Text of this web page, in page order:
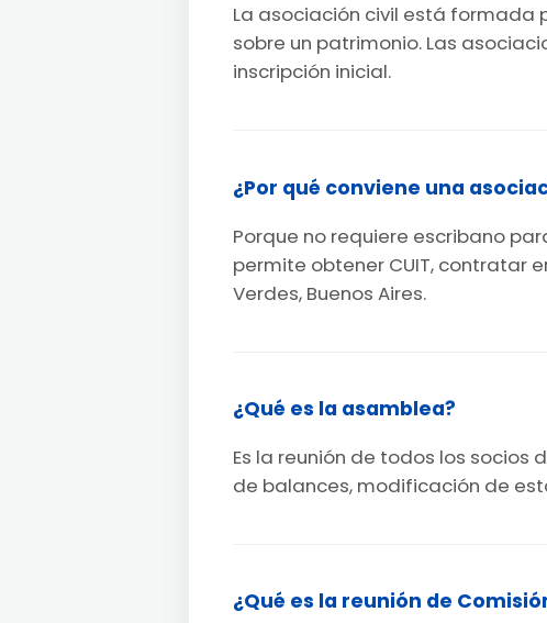
La asociación civil está formada
sobre un patrimonio. Las
inscripción inicial.
¿Por qué conviene una
Porque no requiere escribano
permite obtener CUIT, contratar
Verdes, Buenos Aires.
¿Qué es la asamblea?
Es la reunión de todos los
de balances, modificación de
¿Qué es la reunión de